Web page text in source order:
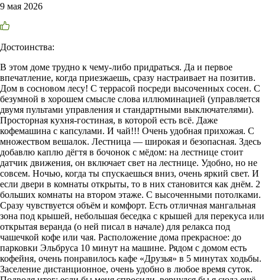
9 мая 2026
Достоинства:
В этом доме трудно к чему-либо придраться. Да и первое
впечатление, когда приезжаешь, сразу настраивает на позитив.
Дом в сосновом лесу! С террасой посреди высоченных сосен. С
безумной в хорошем смысле слова иллюминацией (управляется
двумя пультами управления и стандартными выключателями).
Просторная кухня-гостиная, в которой есть всё. Даже
кофемашина с капсулами. И чай!!! Очень удобная прихожая. С
множеством вешалок. Лестница — широкая и безопасная. Здесь
добавлю каплю дёгтя в бочонок с мёдом: на лестнице стоит
датчик движения, он включает свет на лестнице. Удобно, но не
совсем. Ночью, когда ты спускаешься вниз, очень яркий свет. И
если двери в комнаты открыты, то в них становится как днём. 2
больших комнаты на втором этаже. С высоченными потолками.
Сразу чувствуется объём и комфорт. Есть отличная мангальная
зона под крышей, небольшая беседка с крышей для перекуса или
открытая веранда (о ней писал в начале) для релакса под
чашечкой кофе или чая. Расположение дома прекрасное: до
парковки Эльбруса 10 минут на машине. Рядом с домом есть
кофейня, очень понравилось кафе «Друзья» в 5 минутах ходьбы.
Заселение дистанционное, очень удобно в любое время суток.